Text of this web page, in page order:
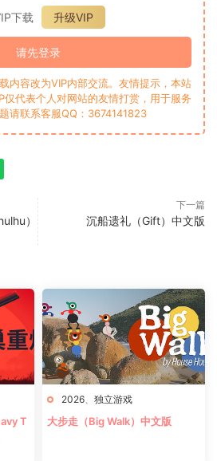
下载
升级VIP
请先登录
内容改为VIP内部交流。友情提示，本站
仅代表个人对网站的友情打赏，用于服务
请联系客服QQ：3674141823
）
下一篇
沉船遗礼（Gift）中文版
T
2026 独立游戏
大步走（Big Walk）中文版